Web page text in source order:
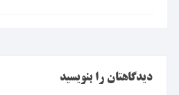
دیدگاهتان را بنویسید